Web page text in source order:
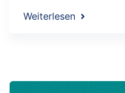
Weiterlesen